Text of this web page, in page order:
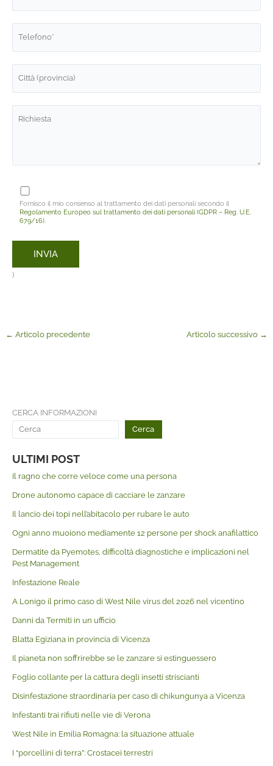
Fornisco il mio consenso al trattamento dei dati personali secondo il
Regolamento Europeo sul trattamento dei dati personali (GDPR – Reg. U.E.
679/16).
)
← Articolo precedente Articolo successivo →
CERCA INFORMAZIONI
Cerca
ULTIMI POST
Il ragno che corre veloce come una persona
Drone autonomo capace di cacciare le zanzare
Il lancio dei topi nell’abitacolo per rubare le auto
Ogni anno muoiono mediamente 12 persone per shock anafilattico
Dermatite da Pyemotes, difficoltà diagnostiche e implicazioni nel
Pest Management
Infestazione Reale
A Lonigo il primo caso di West Nile virus del 2026 nel vicentino
Danni da Termiti in un ufficio
Blatta Egiziana in provincia di Vicenza
Il pianeta non soffrirebbe se le zanzare si estinguessero
Foglio collante per la cattura degli insetti striscianti
Disinfestazione straordinaria per caso di chikungunya a Vicenza
Infestanti trai rifiuti nelle vie di Verona
West Nile in Emilia Romagna: la situazione attuale
I “porcellini di terra”: Crostacei terrestri